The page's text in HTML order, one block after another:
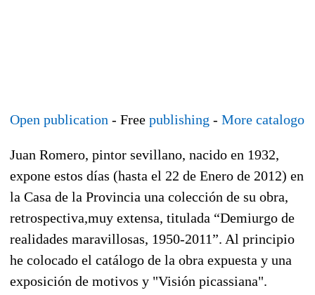
Open publication - Free publishing - More catalogo
Juan Romero, pintor sevillano, nacido en 1932,
expone estos días (hasta el 22 de Enero de 2012) en
la Casa de la Provincia una colección de su obra,
retrospectiva,muy extensa, titulada “Demiurgo de
realidades maravillosas, 1950-2011”. Al principio
he colocado el catálogo de la obra expuesta y una
exposición de motivos y "Visión picassiana".